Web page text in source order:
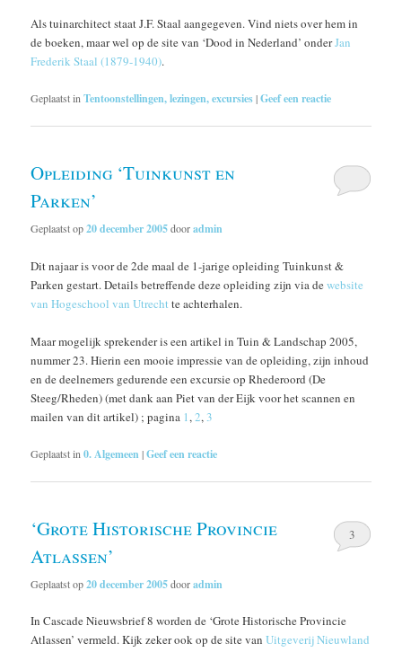
Als tuinarchitect staat J.F. Staal aangegeven. Vind niets over hem in
de boeken, maar wel op de site van ‘Dood in Nederland’ onderJan
Frederik Staal (1879-1940).
Geplaatst in Tentoonstellingen, lezingen, excursies|Geef een reactie
Opleiding ‘Tuinkunst en
Parken’
Geplaatst op20 december 2005dooradmin
Dit najaar is voor de 2de maal de 1-jarige opleiding Tuinkunst &
Parken gestart. Details betreffende deze opleiding zijn via dewebsite
van Hogeschool van Utrecht te achterhalen.
Maar mogelijk sprekender is een artikel in Tuin & Landschap 2005,
nummer 23. Hierin een mooie impressie van de opleiding, zijn inhoud
en de deelnemers gedurende een excursie op Rhederoord (De
Steeg/Rheden) (met dank aan Piet van der Eijk voor het scannen en
mailen van dit artikel) ; pagina 1,2,3
Geplaatst in 0. Algemeen |Geef een reactie
‘Grote Historische Provincie
Atlassen’
Geplaatst op20 december 2005dooradmin
3
In Cascade Nieuwsbrief 8 worden de ‘Grote Historische Provincie
Atlassen’ vermeld. Kijk zeker ook op de site vanUitgeverij Nieuwland